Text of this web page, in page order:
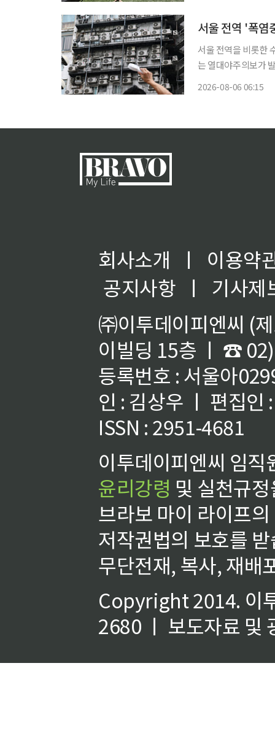
서울 전역 '폭
서울 전역을 비롯한
는 열대야주의보가
2026-08-06 06:15
회사소개 ㅣ
이용약
공지사항
ㅣ
기사제
㈜이투데이피엔씨 (
이빌딩 15층 ㅣ ☎
등록번호 : 서울아
인 : 김상우 ㅣ 편집인
ISSN : 2951-4681
이투데이피엔씨 임
윤리강령 및 실천규
브라보 마이 라이프
저작권법의 보호를
무단전재, 복사, 재배
Copyright 2014. 이
2680 ㅣ 보도자료